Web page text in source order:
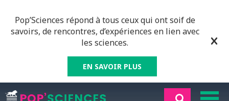
Pop’Sciences répond à tous ceux qui ont soif de
savoirs, de rencontres, d’expériences en lien avec
les sciences.
EN SAVOIR PLUS